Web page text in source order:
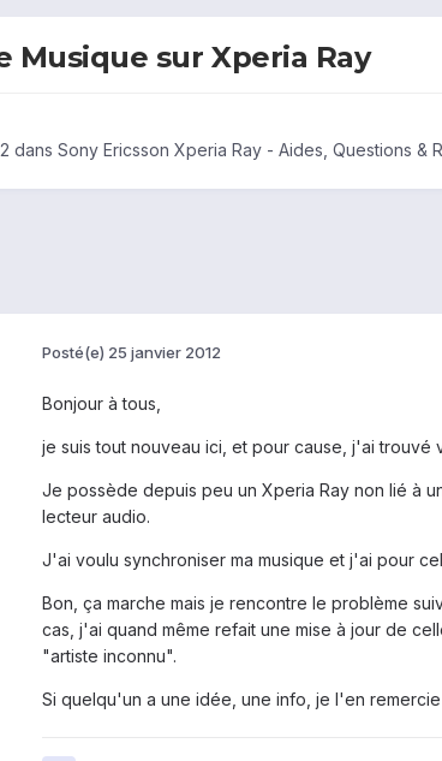
Musique sur Xperia Ray
dans Sony Ericsson Xperia Ray - Aides, Questions &
Posté(e) 25 janvier 2012
Bonjour à tous,
je suis tout nouveau ici, et pour cause, j'ai trouvé
Je possède depuis peu un Xperia Ray non lié à
lecteur audio.
J'ai voulu synchroniser ma musique et j'ai pour
Bon, ça marche mais je rencontre le problème
cas, j'ai quand même refait une mise à jour de
"artiste inconnu".
Si quelqu'un a une idée, une info, je l'en